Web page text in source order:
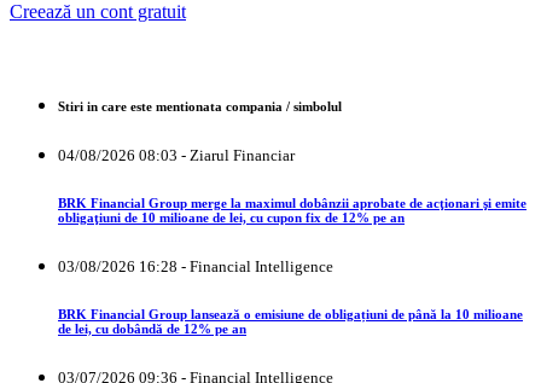
Creează un cont gratuit
Stiri in care este mentionata compania / simbolul
04/08/2026 08:03 - Ziarul Financiar
BRK Financial Group merge la maximul dobânzii aprobate de acţionari şi emite
obligaţiuni de 10 milioane de lei, cu cupon fix de 12% pe an
03/08/2026 16:28 - Financial Intelligence
BRK Financial Group lansează o emisiune de obligațiuni de până la 10 milioane
de lei, cu dobândă de 12% pe an
03/07/2026 09:36 - Financial Intelligence